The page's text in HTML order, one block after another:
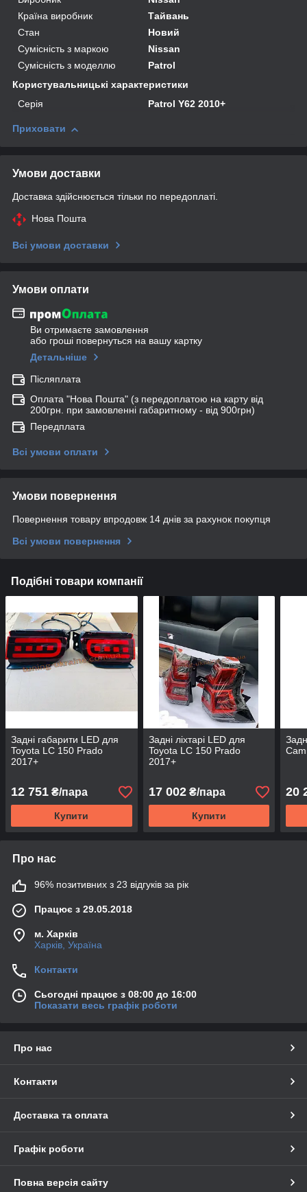
Країна виробник
Тайвань
Стан
Новий
Сумісність з маркою
Nissan
Сумісність з моделлю
Patrol
Користувальницькі характеристики
Серія
Patrol Y62 2010+
Приховати
Умови доставки
Доставка здійснюється тільки по передоплаті.
Нова Пошта
Всі умови доставки
Умови оплати
Ви отримаєте замовлення
або гроші повернуться на вашу картку
Детальніше
Післяплата
Оплата "Нова Пошта" (з передоплатою на карту від
200грн. при замовленні габаритному - від 900грн)
Передплата
Всі умови оплати
Умови повернення
Повернення товару впродовж 14 днів за рахунок покупця
Всі умови повернення
Подібні товари компанії
Задні габарити LED для
Toyota LC 150 Prado
2017+
12 751 ₴/пара
Купити
Задні ліхтарі LED для
Toyota LC 150 Prado
2017+
17 002₴/пара
Купити
20
Про нас
96% позитивних з 23 відгуків за рік
Працює з 29.05.2018
м. Харків
Харків, Україна
Контакти
Сьогодні працює з 08:00 до 16:00
Показати весь графік роботи
Про нас
Контакти
Доставка та оплата
Графік роботи
Повна версія сайту